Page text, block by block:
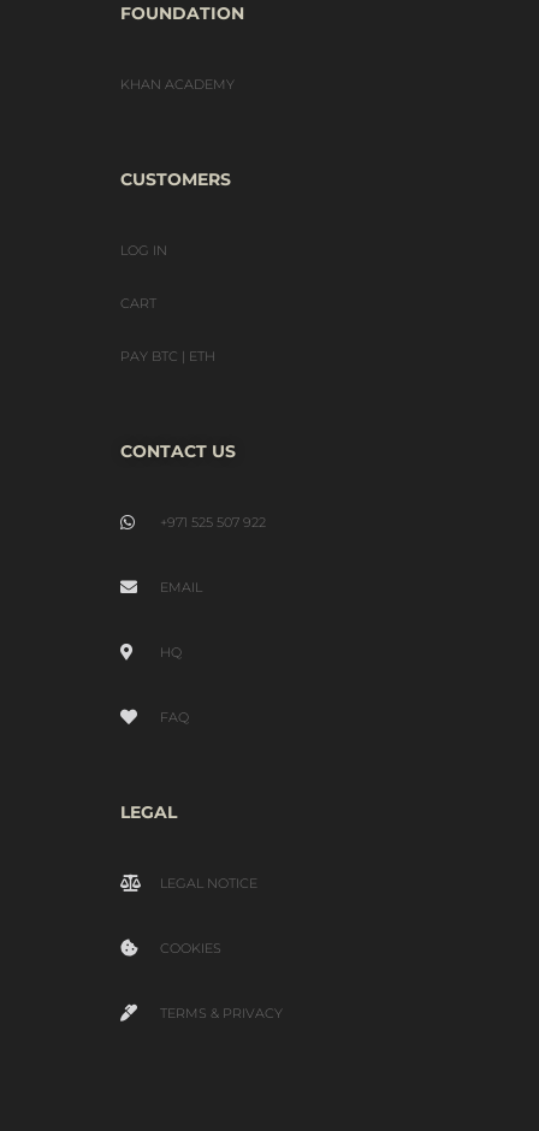
FOUNDATION
KHAN ACADEMY
CUSTOMERS
LOG IN
CART
PAY BTC | ETH
CONTACT US
+971 525 507 922
EMAIL
HQ
FAQ
LEGAL
LEGAL NOTICE
COOKIES
TERMS & PRIVACY